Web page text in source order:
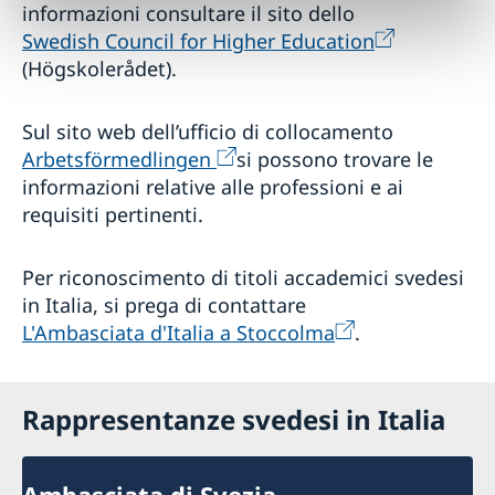
informazioni consultare il sito dello
Swedish Council for Higher Education
(Högskolerådet).
Sul sito web dell’ufficio di collocamento
Arbetsförmedlingen
si possono trovare le
informazioni relative alle professioni e ai
requisiti pertinenti.
Per riconoscimento di titoli accademici svedesi
in Italia, si prega di contattare
L'Ambasciata d'Italia a Stoccolma
.
Rappresentanze svedesi in Italia